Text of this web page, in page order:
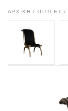
ΑΡΧΙΚΉ /OUTLET /